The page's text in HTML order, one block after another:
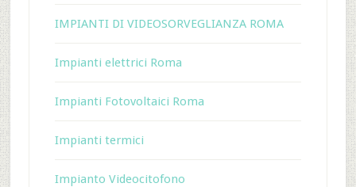
IMPIANTI DI VIDEOSORVEGLIANZA ROMA
Impianti elettrici Roma
Impianti Fotovoltaici Roma
Impianti termici
Impianto Videocitofono